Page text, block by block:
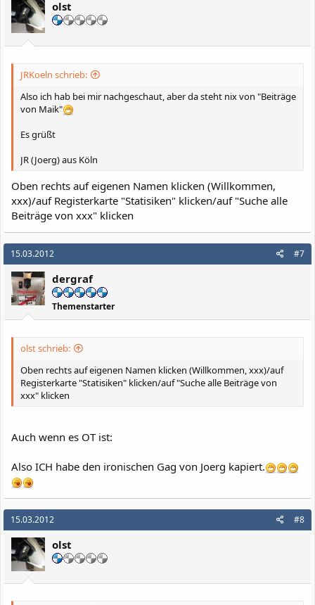
olst
JRKoeln schrieb:
Also ich hab bei mir nachgeschaut, aber da steht nix von "Beiträge
von Maik"
Es grüßt
JR (Joerg) aus Köln
Oben rechts auf eigenen Namen klicken (Willkommen,
xxx)/auf Registerkarte "Statisiken" klicken/auf "Suche alle
Beiträge von xxx" klicken
15.03.2012 #7
dergraf
Themenstarter
olst schrieb:
Oben rechts auf eigenen Namen klicken (Willkommen, xxx)/auf
Registerkarte "Statisiken" klicken/auf "Suche alle Beiträge von
xxx" klicken
Auch wenn es OT ist:
Also ICH habe den ironischen Gag von Joerg kapiert.
15.03.2012 #8
olst